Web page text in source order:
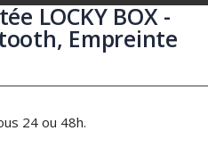
LOCKY BOX -
Empreinte
24 ou 48h.